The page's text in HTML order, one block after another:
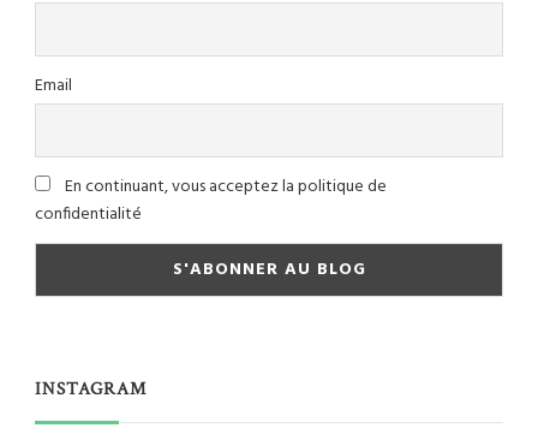
Email
En continuant, vous acceptez la politique de
confidentialité
INSTAGRAM